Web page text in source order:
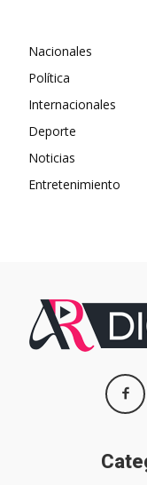
Nacionales
Política
Internacionales
Deporte
Noticias
Entretenimiento